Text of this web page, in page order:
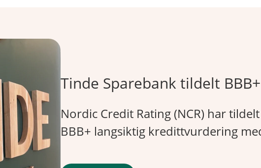
Tinde Sparebank tildelt
Nordic Credit Rating (NCR) har
BBB+ langsiktig kredittvurdering